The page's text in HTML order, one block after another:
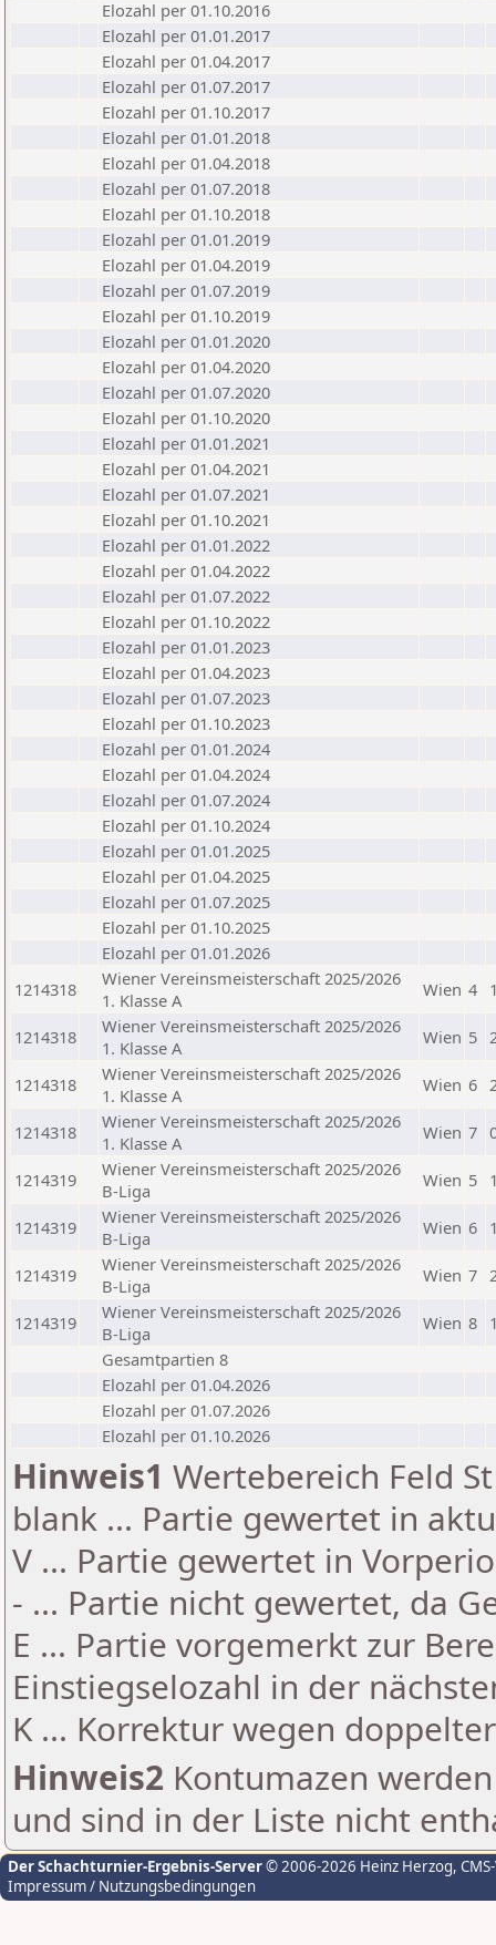
Elozahl per 01.10.2016
Elozahl per 01.01.2017
Elozahl per 01.04.2017
Elozahl per 01.07.2017
Elozahl per 01.10.2017
Elozahl per 01.01.2018
Elozahl per 01.04.2018
Elozahl per 01.07.2018
Elozahl per 01.10.2018
Elozahl per 01.01.2019
Elozahl per 01.04.2019
Elozahl per 01.07.2019
Elozahl per 01.10.2019
Elozahl per 01.01.2020
Elozahl per 01.04.2020
Elozahl per 01.07.2020
Elozahl per 01.10.2020
Elozahl per 01.01.2021
Elozahl per 01.04.2021
Elozahl per 01.07.2021
Elozahl per 01.10.2021
Elozahl per 01.01.2022
Elozahl per 01.04.2022
Elozahl per 01.07.2022
Elozahl per 01.10.2022
Elozahl per 01.01.2023
Elozahl per 01.04.2023
Elozahl per 01.07.2023
Elozahl per 01.10.2023
Elozahl per 01.01.2024
Elozahl per 01.04.2024
Elozahl per 01.07.2024
Elozahl per 01.10.2024
Elozahl per 01.01.2025
Elozahl per 01.04.2025
Elozahl per 01.07.2025
Elozahl per 01.10.2025
Elozahl per 01.01.2026
1214318
Wiener Vereinsmeisterschaft 2025/2026
1. Klasse A
Wien 4
1214318
Wiener Vereinsmeisterschaft 2025/2026
1. Klasse A
Wien 5
1214318
Wiener Vereinsmeisterschaft 2025/2026
1. Klasse A
Wien 6
1214318
Wiener Vereinsmeisterschaft 2025/2026
1. Klasse A
Wien 7
1214319
Wiener Vereinsmeisterschaft 2025/2026
B-Liga
Wien 5
1214319
Wiener Vereinsmeisterschaft 2025/2026
B-Liga
Wien 6
1214319
Wiener Vereinsmeisterschaft 2025/2026
B-Liga
Wien 7
1214319
Wiener Vereinsmeisterschaft 2025/2026
B-Liga
Wien 8
Gesamtpartien 8
Elozahl per 01.04.2026
Elozahl per 01.07.2026
Elozahl per 01.10.2026
Hinweis1 Wertebereich Feld
blank ... Partie gewertet in
V ... Partie gewertet in
- ... Partie nicht gewertet, da
E ... Partie vorgemerkt zur
Einstiegselozahl in der
K ... Korrektur wegen
Hinweis2 Kontumazen
und sind in der Liste nicht
Der Schachturnier-Ergebnis-Server© 2006-2026 Heinz Herzog,
Impressum / Nutzungsbedingungen